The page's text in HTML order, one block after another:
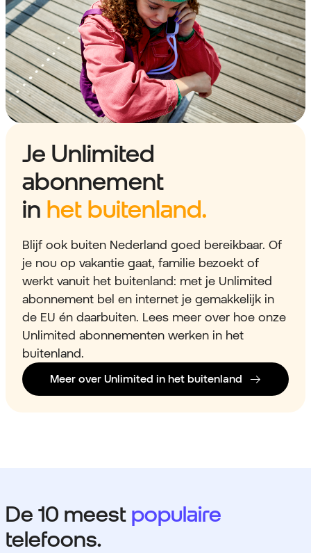
Je Unlimited
abonnement
in het buitenland.
Blijf ook buiten Nederland goed bereikbaar. Of
je nou op vakantie gaat, familie bezoekt of
werkt vanuit het buitenland: met je Unlimited
abonnement bel en internet je gemakkelijk in
de EU én daarbuiten. Lees meer over hoe onze
Unlimited abonnementen werken in het
buitenland.
Meer over Unlimited in het buitenland
De 10 meest populaire
telefoons.